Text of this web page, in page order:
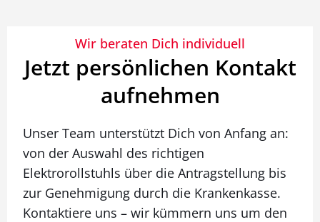
Wir beraten Dich individuell
Jetzt persönlichen Kontakt
aufnehmen
Unser Team unterstützt Dich von Anfang an:
von der Auswahl des richtigen
Elektrorollstuhls über die Antragstellung bis
zur Genehmigung durch die Krankenkasse.
Kontaktiere uns – wir kümmern uns um den